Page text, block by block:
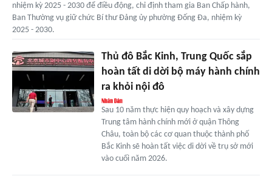
nhiệm kỳ 2025 - 2030 để điều động, chỉ định tham gia Ban Chấp hành,
Ban Thường vụ giữ chức Bí thư Đảng ủy phường Đống Đa, nhiệm kỳ
2025 - 2030.
Thủ đô Bắc Kinh, Trung Quốc sắp
hoàn tất di dời bộ máy hành chính
ra khỏi nội đô
Sau 10 năm thực hiện quy hoạch và xây dựng
Trung tâm hành chính mới ở quận Thông
Châu, toàn bộ các cơ quan thuộc thành phố
Bắc Kinh sẽ hoàn tất việc di dời về trụ sở mới
vào cuối năm 2026.